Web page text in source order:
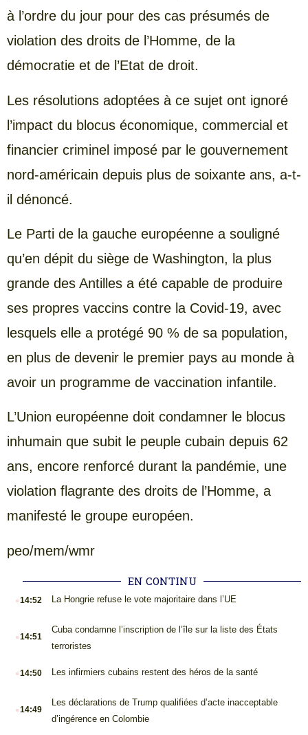
à l’ordre du jour pour des cas présumés de
violation des droits de l’Homme, de la
démocratie et de l’Etat de droit.
Les résolutions adoptées à ce sujet ont ignoré
l’impact du blocus économique, commercial et
financier criminel imposé par le gouvernement
nord-américain depuis plus de soixante ans, a-t-
il dénoncé.
Le Parti de la gauche européenne a souligné
qu’en dépit du siège de Washington, la plus
grande des Antilles a été capable de produire
ses propres vaccins contre la Covid-19, avec
lesquels elle a protégé 90 % de sa population,
en plus de devenir le premier pays au monde à
avoir un programme de vaccination infantile.
L’Union européenne doit condamner le blocus
inhumain que subit le peuple cubain depuis 62
ans, encore renforcé durant la pandémie, une
violation flagrante des droits de l’Homme, a
manifesté le groupe européen.
peo/mem/wmr
EN CONTINU
.14:52 La Hongrie refuse le vote majoritaire dans l’UE
.14:51
Cuba condamne l’inscription de l’île sur la liste des États
terroristes
.14:50 Les infirmiers cubains restent des héros de la santé
.14:49
Les déclarations de Trump qualifiées d’acte inacceptable
d’ingérence en Colombie